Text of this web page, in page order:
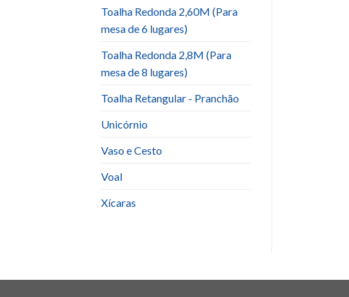
Toalha Redonda 2,60M (Para
mesa de 6 lugares)
Toalha Redonda 2,8M (Para
mesa de 8 lugares)
Toalha Retangular - Pranchão
Unicórnio
Vaso e Cesto
Voal
Xícaras